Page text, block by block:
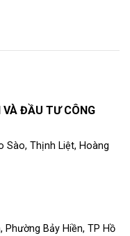
VÀ ĐẦU TƯ CÔNG
Sào, Thịnh Liệt, Hoàng
Bảy Hiền, TP Hồ